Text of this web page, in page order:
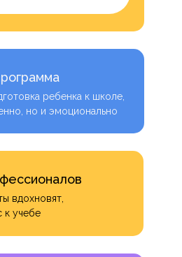
вдохновят,
к учебе
ребенка к школе,
но и эмоционально